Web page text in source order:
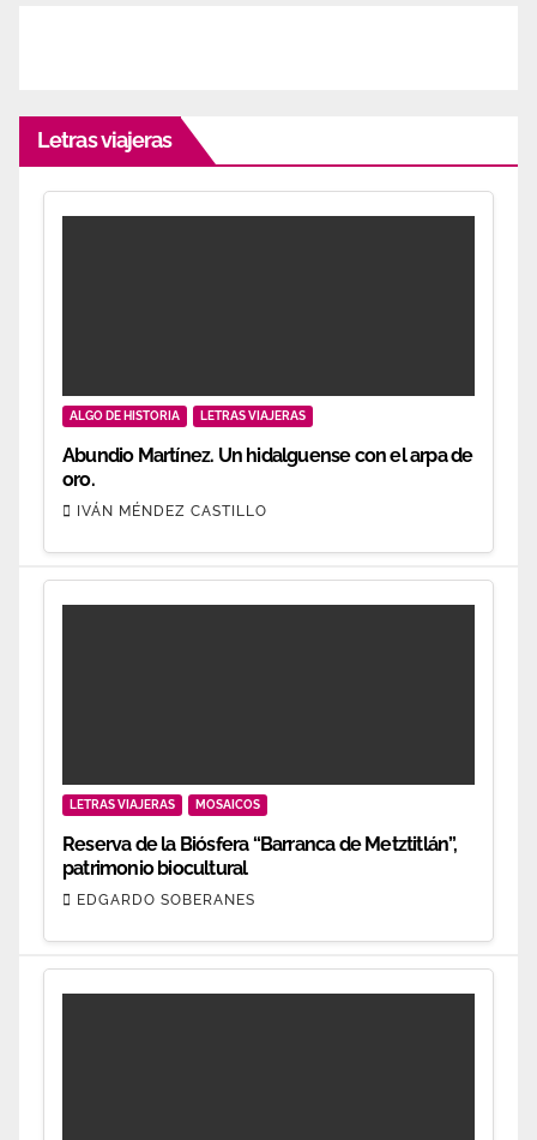
Letras viajeras
ALGO DE HISTORIA LETRAS VIAJERAS
Abundio Martínez. Un hidalguense con el arpa de
oro.
IVÁN MÉNDEZ CASTILLO
LETRAS VIAJERAS MOSAICOS
Reserva de la Biósfera “Barranca de Metztitlán”,
patrimonio biocultural
EDGARDO SOBERANES